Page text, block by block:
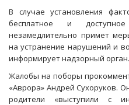
В случае установления
бесплатное и
незамедлительно примет
на устранение нарушений и
информирует надзорный орган.
Жалобы на поборы
«Аврора» Андрей Сухоруков.
родители «выступили с